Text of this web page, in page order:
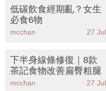
低碳飲食經期亂？女生
必食6物
mcchan 27 Jul
下半身線條修復｜8款
茶記食物改善扁臀粗腿
mcchan 27 Jul